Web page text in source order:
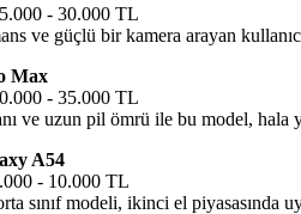
- 30.000 TL
ve güçlü bir kamera arayan
Max
- 35.000 TL
ve uzun pil ömrü ile bu model, hala
A54
- 10.000 TL
sınıf modeli, ikinci el piyasasında